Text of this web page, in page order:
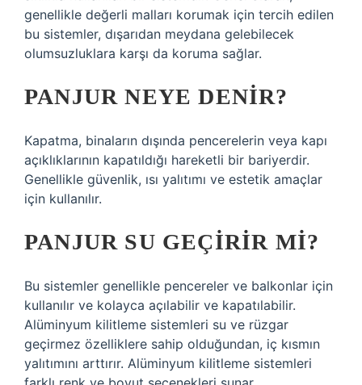
genellikle değerli malları korumak için tercih edilen
bu sistemler, dışarıdan meydana gelebilecek
olumsuzluklara karşı da koruma sağlar.
PANJUR NEYE DENIR?
Kapatma, binaların dışında pencerelerin veya kapı
açıklıklarının kapatıldığı hareketli bir bariyerdir.
Genellikle güvenlik, ısı yalıtımı ve estetik amaçlar
için kullanılır.
PANJUR SU GEÇIRIR MI?
Bu sistemler genellikle pencereler ve balkonlar için
kullanılır ve kolayca açılabilir ve kapatılabilir.
Alüminyum kilitleme sistemleri su ve rüzgar
geçirmez özelliklere sahip olduğundan, iç kısmın
yalıtımını arttırır. Alüminyum kilitleme sistemleri